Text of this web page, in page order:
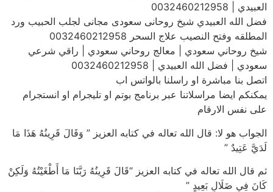
العبيدي | 0032460212958
فضل الله العبيدي شيخ روحانى سعودى مجانى لجلب الحبيب ورد
المطلقه وفتح النصيب علاج السحر 0032460212958
شيخ روحاني سعودي | معالج روحاني سعودي | راقي شرعي
سعودي | فضل الله العبيدي | 0032460212958
اتصل بنا مباشرة او راسلنا بالواتس اب
يمكنكم ايضا مراسلاتنا عبر برنامج بوتم او تليجرام او انستجرام
على نفس الارقام
الجواب هو لا: قال الله تعاله في كتابه العزيز ” وَقَالَ قَرِينُهُ هَذَا مَا
لَدَيَّ عَتِيدٌ ”
ثم قال الله تعاله في كتابه العزيز “قَالَ قَرِينُهُ رَبَّنَا مَا أَطْغَيْتُهُ وَلَكِنْ
كَانَ فِي ضَلَالٍ بَعِيدٍ ”